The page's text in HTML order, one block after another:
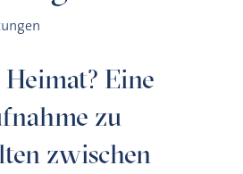
Eine
zu
zwischen